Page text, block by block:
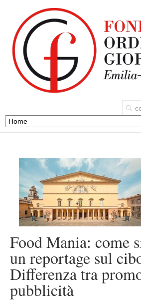
Food Mania: come
un reportage sul
Differenza tra
pubblicità